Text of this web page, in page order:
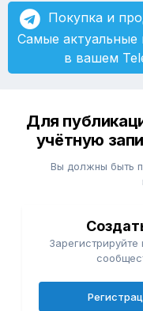
Покупка и
Самые
в вашем
Для
учётную
Вы должны быть